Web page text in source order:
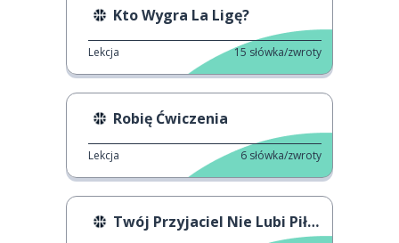
Kto Wygra La Ligę?
Lekcja 15 słówka/zwroty
Robię Ćwiczenia
Lekcja 6 słówka/zwroty
Twój Przyjaciel Nie Lubi Piłki Nożnej